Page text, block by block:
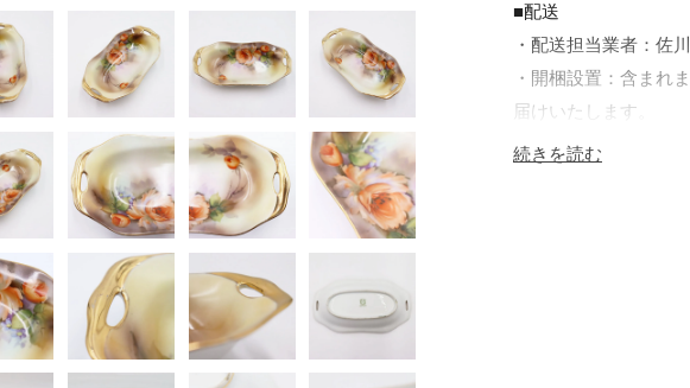
■配送
・配送担当業者：佐
・開梱設置：含まれ
届けいたします。
・配達日：発送が完
続きを読む